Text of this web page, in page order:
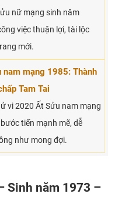
nữ mạng sinh năm
việc thuận lợi, tài lộc
mới.
mạng 1985: Thành
Tam Tai
vi 2020 Ất Sửu nam mạng
tiến mạnh mẽ, dễ
như mong đợi.
Sinh năm 1973 –